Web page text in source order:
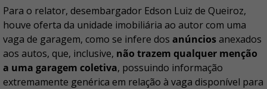
Para o relator, desembargador Edson Luiz de Queiroz,
houve oferta da unidade imobiliária ao autor com uma
vaga de garagem, como se infere dos anúnciosanexados
aos autos, que, inclusive, não trazem qualquer menção
a uma garagem coletiva, possuindo informação
extremamente genérica em relação à vaga disponível para